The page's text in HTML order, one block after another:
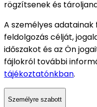
rögzítsenek és
A személyes
feldolgozás célját,
időszakot és az Ön
fájlokról további
tájékoztatónkban.
Személyre szabott